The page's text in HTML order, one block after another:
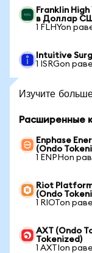
Franklin
в Доллар
1 FLHYon
Intuitive
1 ISRGon
Изучите
Расширенные
Enphase
(Ondo
1 ENPHon
Riot
(Ondo
1 RIOTon
AXT (Ondo
Tokenized)
1 AXTIon